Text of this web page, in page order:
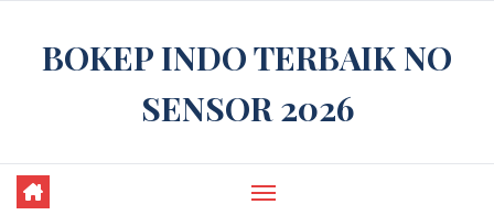
BOKEP INDO TERBAIK NO
SENSOR 2026